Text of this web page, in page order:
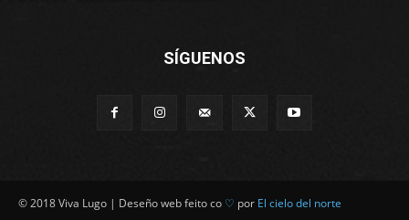
SÍGUENOS
© 2018 Viva Lugo | Deseño web feito co ♡ por El cielo del norte